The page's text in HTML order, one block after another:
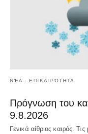
ΝΈΑ - ΕΠΙΚΑΙΡΌΤΗΤΑ
Πρόγνωση του
9.8.2026
Γενικά αίθριος καιρός.